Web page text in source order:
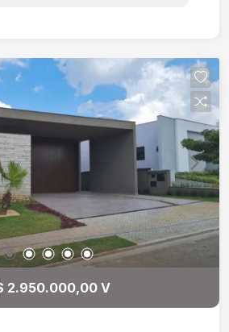
para apresentar todos os
2.950.000,00 V